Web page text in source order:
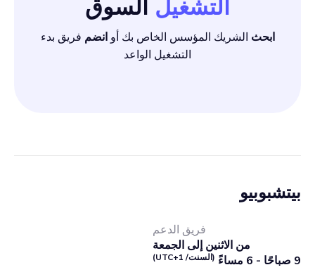
التشغيل السوق
ابحث الشريك المؤسس الخاص بك أوانضم فريق بدء
التشغيل الواعد
بيتشبوبيو
فريق الدعم
من الاثنين إلى الجمعة
9 صباحًا - 6 مساءً
(السنت/ UTC+1)